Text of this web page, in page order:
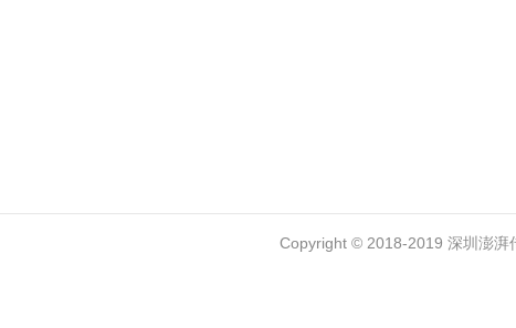
Copyright © 2018-2019 深圳澎